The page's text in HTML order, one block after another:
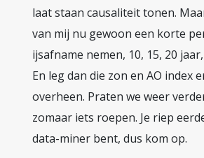
laat staan causaliteit tonen.
van mij nu gewoon een korte
ijsafname nemen, 10, 15, 20
En leg dan die zon en AO index
overheen. Praten we weer
zomaar iets roepen. Je riep
data-miner bent, dus kom op.